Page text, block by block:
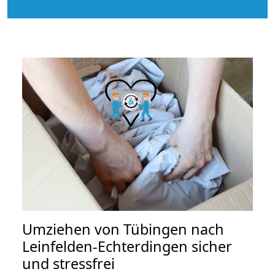
Umziehen von Tübingen nach
Leinfelden-Echterdingen sicher
und stressfrei